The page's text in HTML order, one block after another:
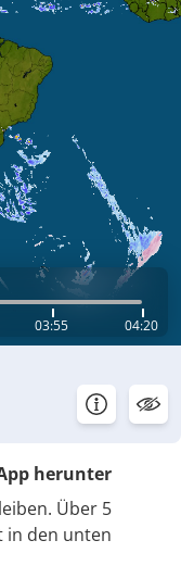
03:55 04:20
herunter
Über 5
in den unten